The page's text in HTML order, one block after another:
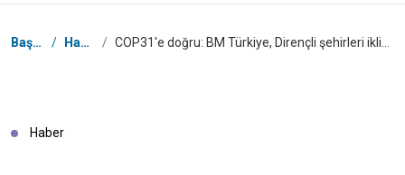
Breadcrumb
Başlangıç / Haberler /
Haber